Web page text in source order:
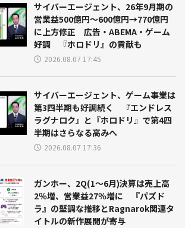
サイバーエージェント、26年9月期の
営業益500億円～600億円→770億円
に上方修正 広告・ABEMA・ゲーム
好調 『ホロドリ』の貢献も
2026.08.07 17:45
サイバーエージェント、ゲーム事業は
第3四半期も好調続く 『エンドレス
ラグナロク』と『ホロドリ』で第4四
半期はさらなる高みへ
2026.08.07 17:36
ガンホー、2Q(1～6月)決算は売上高
2％増、営業益27％増に 『パズド
ラ』の堅調な推移とRagnarok関連タ
イトルの新作展開が寄与